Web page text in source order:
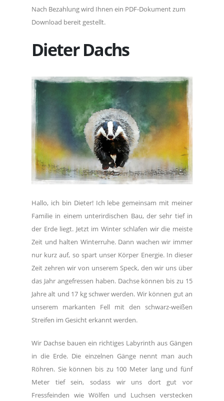
Nach Bezahlung wird Ihnen ein PDF-Dokument zum
Download bereit gestellt.
Dieter Dachs
Hallo, ich bin Dieter! Ich lebe gemeinsam mit meiner
Familie in einem unterirdischen Bau, der sehr tief in
der Erde liegt. Jetzt im Winter schlafen wir die meiste
Zeit und halten Winterruhe. Dann wachen wir immer
nur kurz auf, so spart unser Körper Energie. In dieser
Zeit zehren wir von unserem Speck, den wir uns über
das Jahr angefressen haben. Dachse können bis zu 15
Jahre alt und 17 kg schwer werden. Wir können gut an
unserem markanten Fell mit den schwarz-weißen
Streifen im Gesicht erkannt werden.
Wir Dachse bauen ein richtiges Labyrinth aus Gängen
in die Erde. Die einzelnen Gänge nennt man auch
Röhren. Sie können bis zu 100 Meter lang und fünf
Meter tief sein, sodass wir uns dort gut vor
Fressfeinden wie Wölfen und Luchsen verstecken